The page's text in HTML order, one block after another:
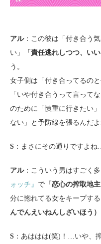
アル：この彼は「付き合う
い」
「責任逃れしつつ、い
う。
女子側は「付き合ってるの
「いや付き合うって言って
のために「慎重に行きたい
ない」と予防線を張るんだよ
S ：まさにその通りですよね
アル：こういう男はすごく
ォッチ』 で 「恋心の搾取地主
分に惚れてる女をキープす
んでんえいねんしざいほう）
S ：あははは(笑)！…いや、